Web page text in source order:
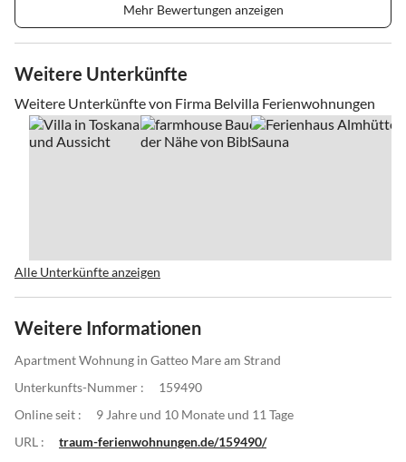
Mehr Bewertungen anzeigen
Weitere Unterkünfte
Weitere Unterkünfte von Firma Belvilla Ferienwohnungen
Alle Unterkünfte anzeigen
Weitere Informationen
Apartment Wohnung in Gatteo Mare am Strand
Unterkunfts-Nummer :
159490
Online seit :
9 Jahre und 10 Monate und 11 Tage
URL :
traum-ferienwohnungen.de/159490/